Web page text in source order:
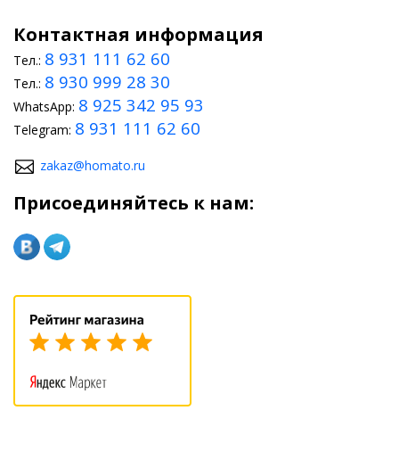
Контактная информация
Тел.: 8 931 111 62 60
Тел.: 8 930 999 28 30
WhatsApp: 8 925 342 95 93
Telegram: 8 931 111 62 60
zakaz@homato.ru
Присоединяйтесь к нам: